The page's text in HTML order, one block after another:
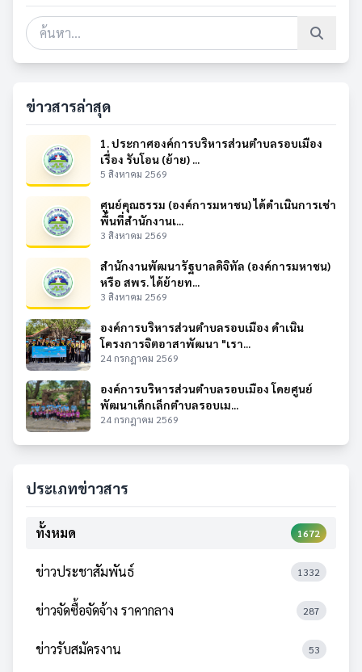
ข่าวสารล่าสุด
1. ประกาศองค์การบริหารส่วนตำบลรอบเมือง
เรื่อง รับโอน (ย้าย) ...
5 สิงหาคม 2569
ศูนย์คุณธรรม (องค์การมหาชน) ได้ดำเนินการเช่า
พื้นที่สำนักงานเ...
3 สิงหาคม 2569
สำนักงานพัฒนารัฐบาลดิจิทัล (องค์การมหาชน)
หรือ สพร. ได้ย้ายท...
3 สิงหาคม 2569
องค์การบริหารส่วนตำบลรอบเมือง ดำเนิน
โครงการจิตอาสาพัฒนา "เรา...
24 กรกฎาคม 2569
องค์การบริหารส่วนตำบลรอบเมือง โดยศูนย์
พัฒนาเด็กเล็กตำบลรอบเม...
24 กรกฎาคม 2569
ประเภทข่าวสาร
ทั้งหมด 1672
ข่าวประชาสัมพันธ์ 1332
ข่าวจัดซื้อจัดจ้าง ราคากลาง 287
ข่าวรับสมัครงาน 53